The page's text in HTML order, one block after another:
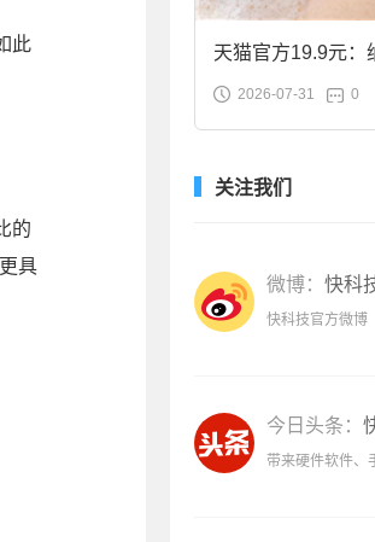
此
的
具
天猫官方19.9元：
皂2斤大促
2026-07-31 0
关注我们
微博： 快科
快科技官方微博
今日头条：
带来硬件软件、